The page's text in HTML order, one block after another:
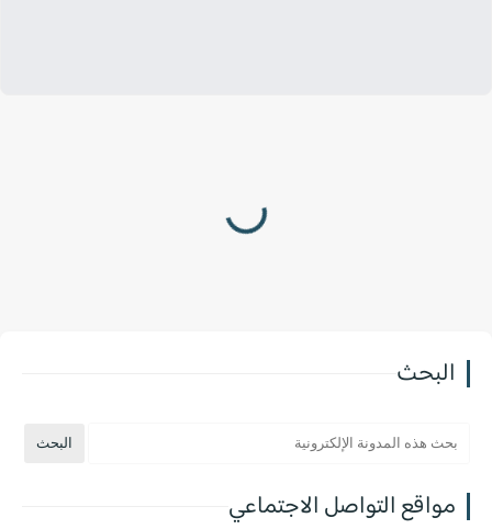
البحث
مواقع التواصل الاجتماعي